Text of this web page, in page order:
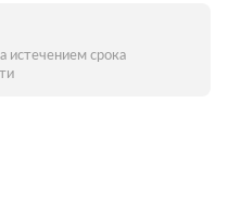
истечением срока